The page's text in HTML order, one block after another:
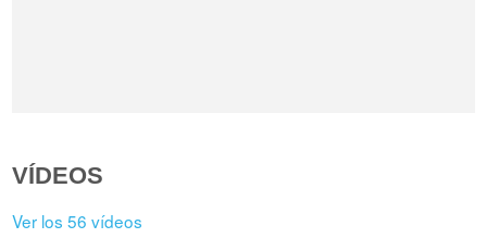
VÍDEOS
Ver los 56 vídeos